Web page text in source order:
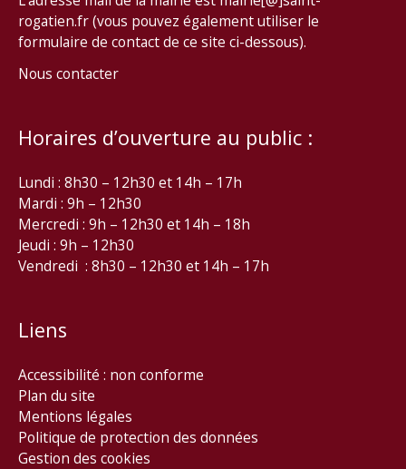
rogatien.fr (vous pouvez également utiliser le
formulaire de contact de ce site ci-dessous).
Nous contacter
Horaires d’ouverture au public :
Lundi : 8h30 – 12h30 et 14h – 17h
Mardi : 9h – 12h30
Mercredi : 9h – 12h30 et 14h – 18h
Jeudi : 9h – 12h30
Vendredi : 8h30 – 12h30 et 14h – 17h
Liens
Accessibilité : non conforme
Plan du site
Mentions légales
Politique de protection des données
Gestion des cookies